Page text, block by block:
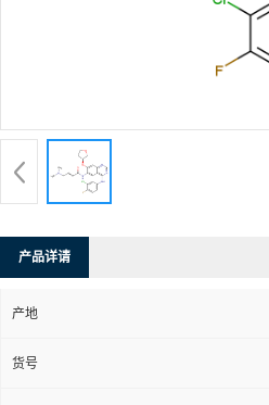
产品详请
产地
货号